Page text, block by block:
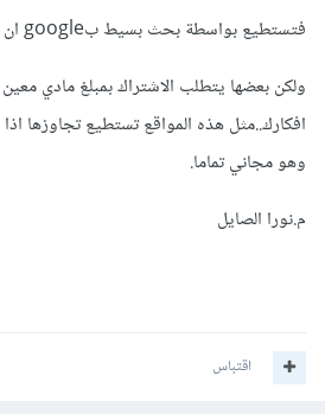
فتستطيع بواسطة بحث بسيط بgoogle ان تجد الكثير من هذه المواقع.
ولكن بعضها يتطلب الاشتراك بمبلغ مادي
افكارك..مثل هذه المواقع تستطيع تجاوزها اذا
وهو مجاني تماما.
م.نورا الصايل
اقتباس